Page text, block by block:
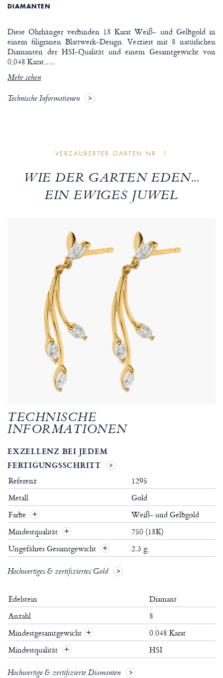
IAMANTEN
Diese Ohrhänger verbinden 18 Karat Weiß- und Gelbgold in
einem filigranen Blattwerk-Design. Verziert mit 8 natürlichen
Diamanten der HSI-Qualität und einem Gesamtgewicht von
0,048 Karat.…
Mehr sehen
Technische Informationen
VERZAUBERTER GARTEN NR. 1
WIE DER GARTEN EDEN...
EIN EWIGES JUWEL
TECHNISCHE
INFORMATIONEN
EXZELLENZ BEI JEDEM
FERTIGUNGSSCHRITT
Referenz
1295
Metall
Gold
Farbe
Weiß- und Gelbgold
Mindestqualität
750 (18K)
Ungefähres Gesamtgewicht
2.3 g.
Hochwertiges & zertifiziertes Gold
Edelstein
Diamant
Anzahl
8
Mindestgesamtgewicht +
0.048 Karat
Mindestqualität
+ HSI
Hochwertige & zertifizierte Diamanten